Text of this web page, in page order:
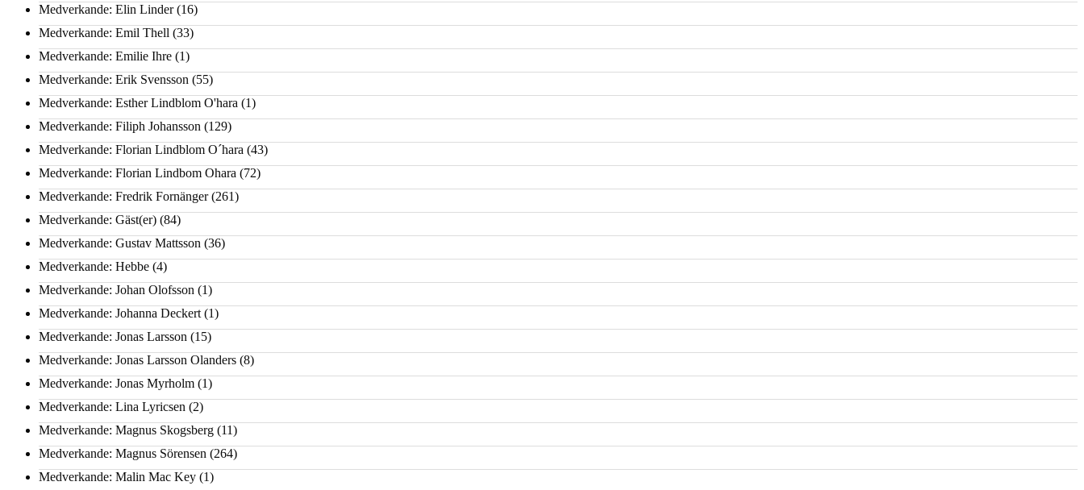
Medverkande: Elin Linder(16)
Medverkande: Emil Thell (33)
Medverkande: Emilie Ihre (1)
Medverkande: Erik Svensson (55)
Medverkande: Esther Lindblom O'hara (1)
Medverkande: Filiph Johansson (129)
Medverkande: Florian Lindblom O´hara (43)
Medverkande: Florian Lindbom Ohara (72)
Medverkande: Fredrik Fornänger(261)
Medverkande: Gäst(er) (84)
Medverkande: Gustav Mattsson (36)
Medverkande: Hebbe (4)
Medverkande: Johan Olofsson (1)
Medverkande: Johanna Deckert (1)
Medverkande: Jonas Larsson (15)
Medverkande: Jonas Larsson Olanders (8)
Medverkande: Jonas Myrholm (1)
Medverkande: Lina Lyricsen (2)
Medverkande: Magnus Skogsberg (11)
Medverkande: Magnus Sörensen (264)
Medverkande: Malin Mac Key (1)